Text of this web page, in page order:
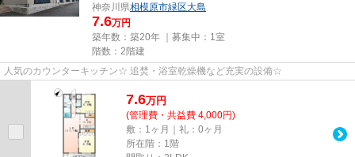
神奈川県相模原市緑区大島
7.6万円
築年数：築20年 ｜募集中： 1室
階数：2階建
人気のカウンターキッチン☆ 追焚・浴室乾燥機など充実の設備☆
7.6万円
(管理費・共益費 4,000円)
敷：1ヶ月｜礼：0ヶ月
所在階：1階